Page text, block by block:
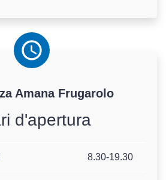
AmanaFrugarolo
d'apertura
8.30-19.30